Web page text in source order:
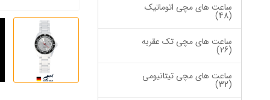
ساعت های مچی اتوماتیک
(48)
ساعت های مچی تک عقربه
(26)
ساعت های مچی تیتانیومی
(32)